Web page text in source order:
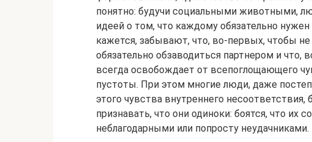
понятно: будучи социальными животными,
идеей о том, что каждому обязательно
кажется, забывают, что, во-первых, чтобы
обязательно обзаводиться партнером и что,
всегда освобождает от всепоглощающего
пустоты. При этом многие люди, даже
этого чувства внутреннего несоответствия,
признавать, что они одиноки: боятся, что их
неблагодарными или попросту неудачниками.